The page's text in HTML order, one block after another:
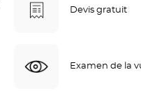
Devis gratuit
Examen de la